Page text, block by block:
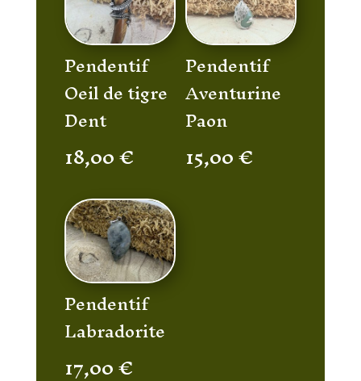
Pendentif
Oeil de tigre
Dent
18,00€
Pendentif
Aventurine
Paon
15,00€
Pendentif
Labradorite
17,00€